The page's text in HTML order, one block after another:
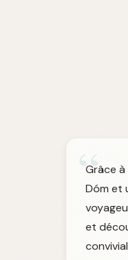
“
Grâce à
Dóm et
et